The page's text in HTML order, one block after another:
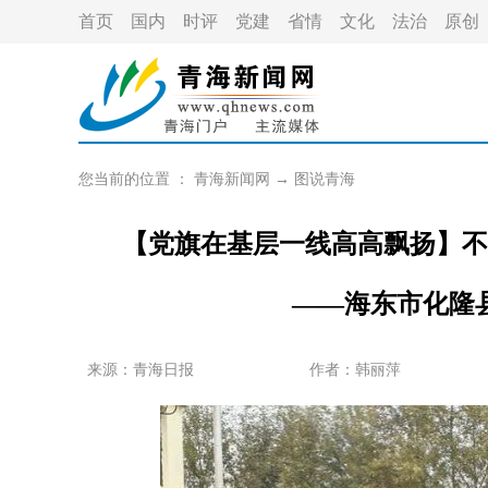
首页 国内 时评 党建 省情 文化 法治 原创
您当前的位置 ： 青海新闻网 → 图说青海
【党旗在基层一线高高飘扬】
——海东市化隆
来源：青海日报 作者： 韩丽萍